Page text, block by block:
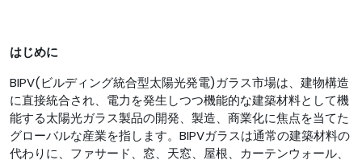
はじめに
BIPV(ビルディング統合型太陽光発電)ガラス市場は、建物構造
に直接統合され、電力を発生しつつ機能的な建築材料として機
能する太陽光ガラス製品の開発、製造、商業化に焦点を当てた
グローバルな産業を指します。BIPVガラスは通常の建築材料の
代わりに、ファサード、窓、天窓、屋根、カーテンウォール、